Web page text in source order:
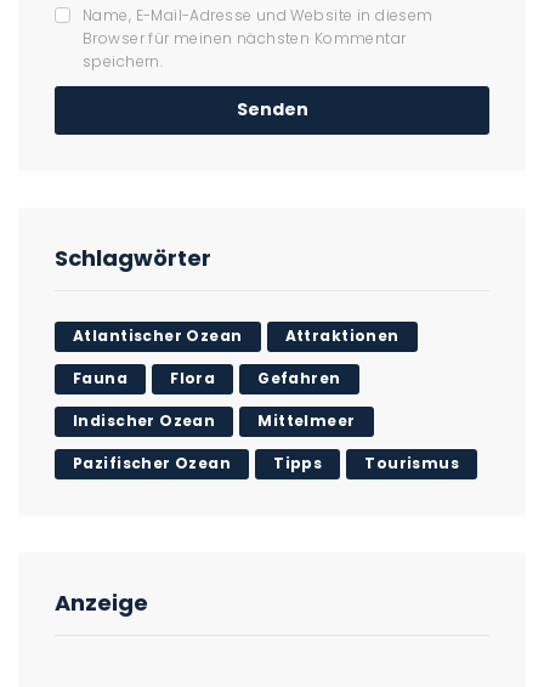
Name, E-Mail-Adresse und Website in diesem
Browser für meinen nächsten Kommentar
speichern.
Schlagwörter
Atlantischer Ozean Attraktionen
Fauna Flora Gefahren
Indischer Ozean Mittelmeer
Pazifischer Ozean Tipps Tourismus
Anzeige